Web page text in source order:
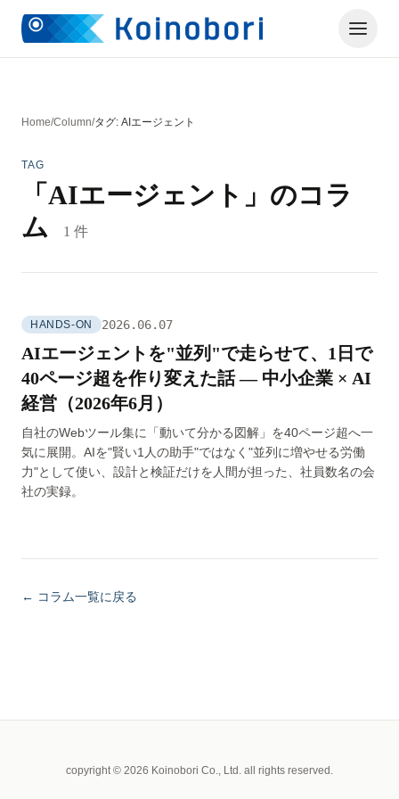
Home/Column/タグ: AIエージェント
TAG
「AIエージェント」のコラ
ム
1 件
HANDS-ON 2026.06.07
AIエージェントを"並列"で走らせて、1日で
40ページ超を作り変えた話 — 中小企業 × AI
経営（2026年6月）
自社のWebツール集に「動いて分かる図解」を40ページ超へ一
気に展開。AIを"賢い1人の助手"ではなく"並列に増やせる労働
力"として使い、設計と検証だけを人間が担った、社員数名の会
社の実録。
← コラム一覧に戻る
copyright © 2026 Koinobori Co., Ltd. all rights reserved.